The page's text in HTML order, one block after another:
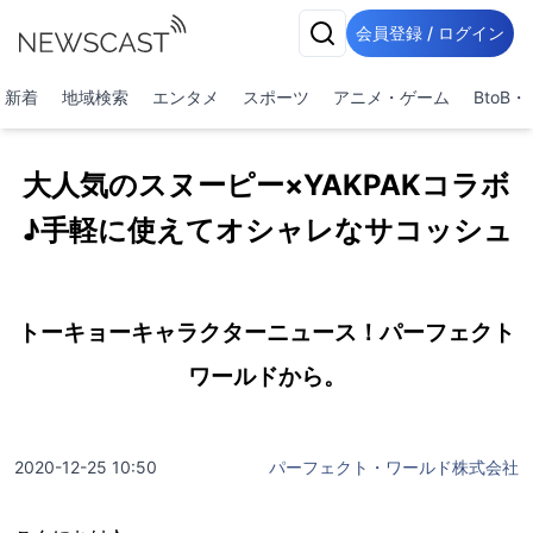
会員登録 / ログイン
新着 地域検索 エンタメ スポーツ アニメ・ゲーム BtoB・
大人気のスヌーピー×YAKPAKコラボ
♪手軽に使えてオシャレなサコッシュ
トーキョーキャラクターニュース！パーフェクト
ワールドから。
2020-12-25 10:50 パーフェクト・ワールド株式会社